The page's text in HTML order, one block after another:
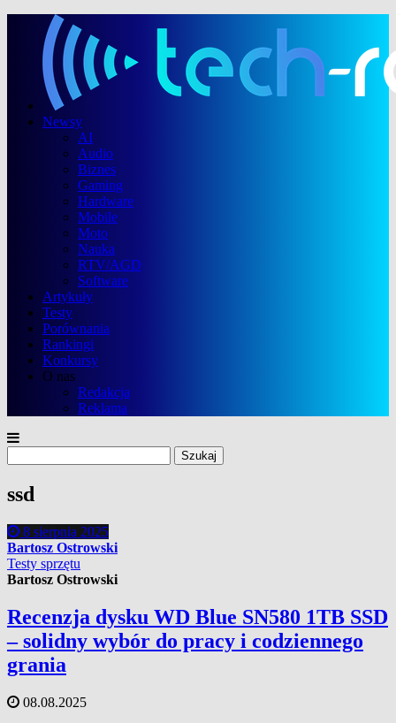
Newsy
AI
Audio
Biznes
Gaming
Hardware
Mobile
Moto
Nauka
RTV/AGD
Software
Artykuły
Testy
Porównania
Rankingi
Konkursy
O nas
Redakcja
Reklama
ssd
8 sierpnia 2025
Bartosz Ostrowski
Testy sprzętu
Bartosz Ostrowski
Recenzja dysku WD Blue SN580 1TB SSD
– solidny wybór do pracy i codziennego
grania
08.08.2025